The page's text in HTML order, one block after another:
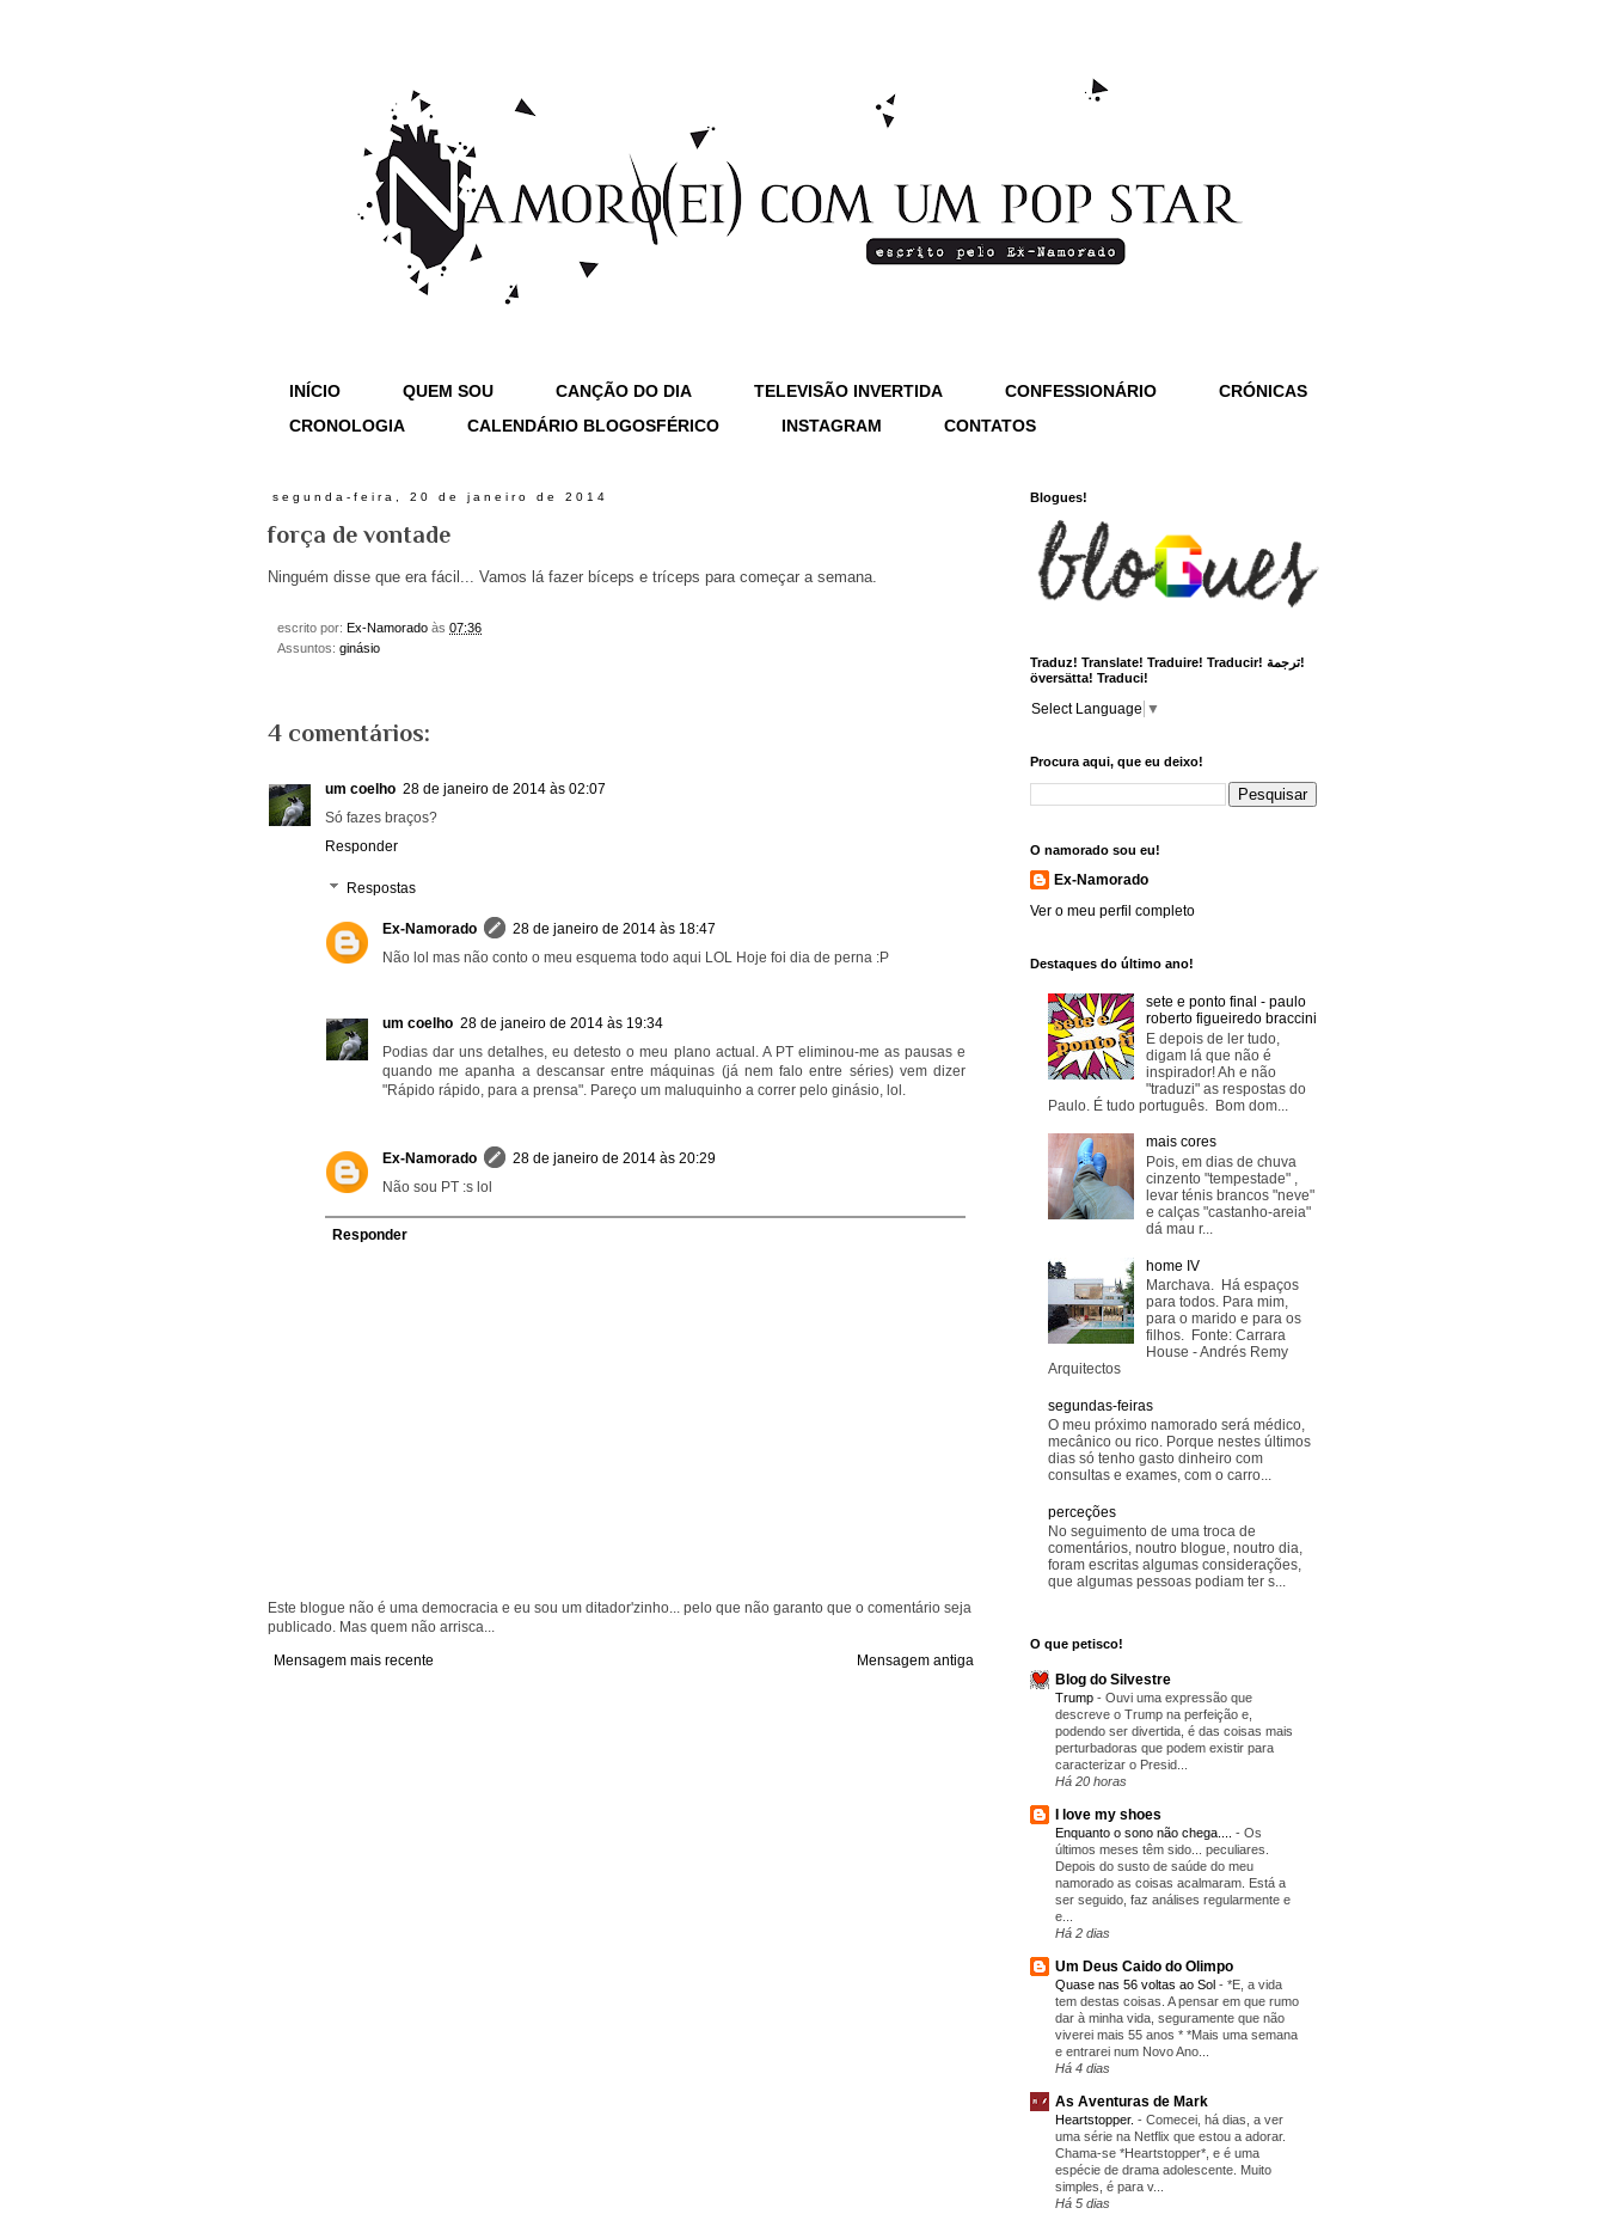
INÍCIO QUEM SOU CANÇÃO DO DIA TELEVISÃO INVERTIDA CONFESSIONÁRIO
CRÓNICAS
CRONOLOGIA
CALENDÁRIO BLOGOSFÉRICO INSTAGRAM CONTATOS
segunda-feira, 20 de janeiro de 2014
força de vontade
Ninguém disse que era fácil... Vamos lá fazer bíceps e tríceps para começar a semana.
escrito por: Ex-Namorado às 07:36
Assuntos: ginásio
4 comentários:
um coelho 28 de janeiro de 2014 às 02:07
Só fazes braços?
Responder
Respostas
Ex-Namorado
28 de janeiro de 2014 às 18:47
Não lol mas não conto o meu esquema todo aqui LOL Hoje foi dia de perna :P
um coelho 28 de janeiro de 2014 às 19:34
Podias dar uns detalhes, eu detesto o meu plano actual. A PT eliminou-me as pausas e
quando me apanha a descansar entre máquinas (já nem falo entre séries) vem dizer
"Rápido rápido, para a prensa". Pareço um maluquinho a correr pelo ginásio, lol.
Ex-Namorado
28 de janeiro de 2014 às 20:29
Não sou PT :s lol
Responder
Este blogue não é uma democracia e eu sou um ditador'zinho... pelo que não garanto que o comentário seja
publicado. Mas quem não arrisca...
Mensagem mais recente
Mensagem antiga
Blogues!
Traduz! Translate! Traduire! Traducir! ترجمة!
översätta! Traduci!
Select Language ▼
Procura aqui, que eu deixo!
O namorado sou eu!
Ex-Namorado
Ver o meu perfil completo
Destaques do último ano!
sete e ponto final - paulo
roberto figueiredo braccini
E depois de ler tudo,
digam lá que não é
inspirador! Ah e não
"traduzi" as respostas do
Paulo. É tudo português. Bom dom...
mais cores
Pois, em dias de chuva
cinzento "tempestade" ,
levar ténis brancos "neve"
e calças "castanho-areia"
dá mau r...
home IV
Marchava. Há espaços
para todos. Para mim,
para o marido e para os
filhos. Fonte: Carrara
House - Andrés Remy
Arquitectos
segundas-feiras
O meu próximo namorado será médico,
mecânico ou rico. Porque nestes últimos
dias só tenho gasto dinheiro com
consultas e exames, com o carro...
perceções
No seguimento de uma troca de
comentários, noutro blogue, noutro dia,
foram escritas algumas considerações,
que algumas pessoas podiam ter s...
O que petisco!
Blog do Silvestre
Trump - Ouvi uma expressão que
descreve o Trump na perfeição e,
podendo ser divertida, é das coisas mais
perturbadoras que podem existir para
caracterizar o Presid...
Há 20 horas
I love my shoes
Enquanto o sono não chega.... - Os
últimos meses têm sido... peculiares.
Depois do susto de saúde do meu
namorado as coisas acalmaram. Está a
ser seguido, faz análises regularmente e
e...
Há 2 dias
Um Deus Caido do Olimpo
Quase nas 56 voltas ao Sol - *E, a vida
tem destas coisas. A pensar em que rumo
dar à minha vida, seguramente que não
viverei mais 55 anos * *Mais uma semana
e entrarei num Novo Ano...
Há 4 dias
As Aventuras de Mark
Heartstopper. - Comecei, há dias, a ver
uma série na Netflix que estou a adorar.
Chama-se *Heartstopper*, e é uma
espécie de drama adolescente. Muito
simples, é para v...
Há 5 dias